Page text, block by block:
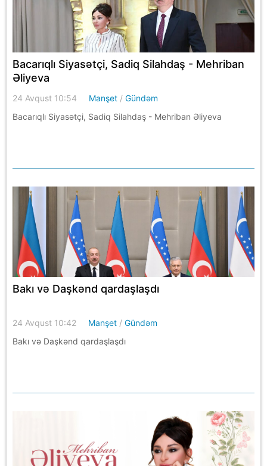
Bacarıqlı Siyasətçi, Sadiq Silahdaş - Mehriban
Əliyeva
24 Avqust 10:54 Manşet /Gündəm
Bacarıqlı Siyasətçi, Sadiq Silahdaş - Mehriban Əliyeva
Bakı və Daşkənd qardaşlaşdı
24 Avqust 10:42 Manşet /Gündəm
Bakı və Daşkənd qardaşlaşdı